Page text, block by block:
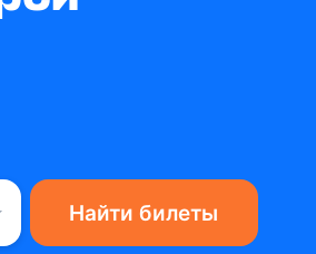
Найти билеты